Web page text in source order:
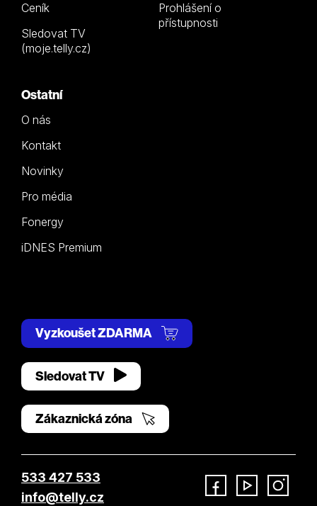
Ceník
Sledovat TV
(moje.telly.cz)
Prohlášení o
přístupnosti
Ostatní
O nás
Kontakt
Novinky
Pro média
Fonergy
iDNES Premium
Vyzkoušet ZDARMA
Sledovat TV
Zákaznická zóna
533 427 533
info@telly.cz